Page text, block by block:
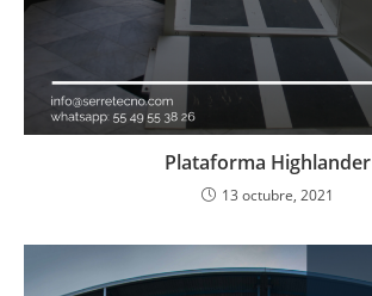
Plataforma Highlander
13 octubre, 2021